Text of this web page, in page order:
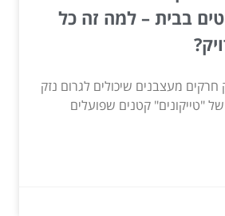
בבית – למה זה כל
מעצבנים שיכולים לגרום נזק
"טייקונים" קטנים שפועלים